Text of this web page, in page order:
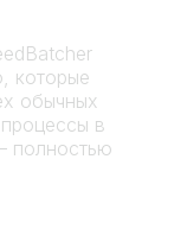
которые
обычных
в
полностью